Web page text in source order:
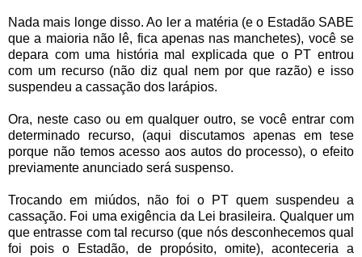
Nada mais longe disso. Ao ler a matéria (e o Estadão SABE
que a maioria não lê, fica apenas nas manchetes), você se
depara com uma história mal explicada que o PT entrou
com um recurso (não diz qual nem por que razão) e isso
suspendeu a cassação dos larápios.
Ora, neste caso ou em qualquer outro, se você entrar com
determinado recurso, (aqui discutamos apenas em tese
porque não temos acesso aos autos do processo), o efeito
previamente anunciado será suspenso.
Trocando em miúdos, não foi o PT quem suspendeu a
cassação. Foi uma exigência da Lei brasileira. Qualquer um
que entrasse com tal recurso (que nós desconhecemos qual
foi pois o Estadão, de propósito, omite), aconteceria a